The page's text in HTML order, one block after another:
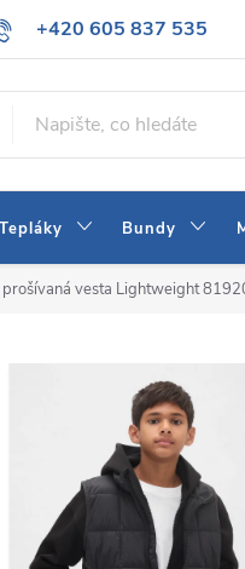
+420 605 837 535
info@jeans-shop.cz
podmínky Naše
Bundy
prošívaná vesta Lightweight